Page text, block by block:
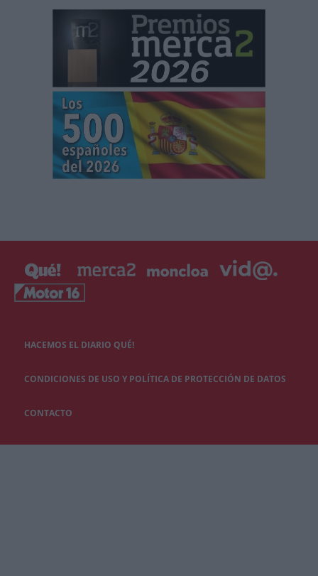
HACEMOS EL DIARIO QUÉ!
CONDICIONES DE USO Y POLÍTICA DE PROTECCIÓN DE DATOS
CONTACTO